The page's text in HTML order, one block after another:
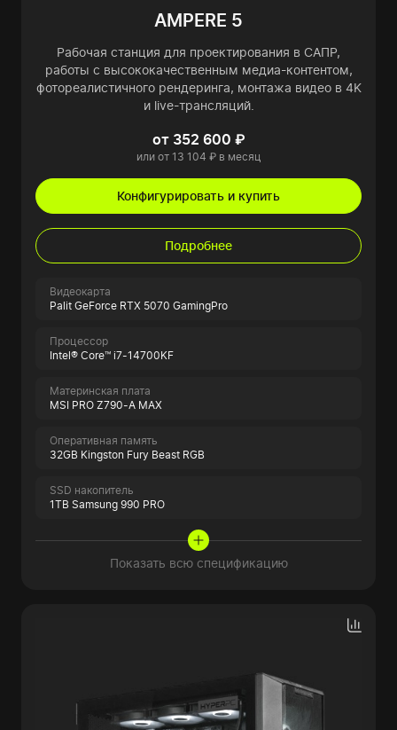
AMPERE 5
Рабочая станция для проектирования в САПР,
работы с высококачественным медиа-контентом,
фотореалистичного рендеринга, монтажа видео в 4K
и live-трансляций.
от 352 600 ₽
или от 13 104 ₽ в месяц
Конфигурировать и купить
Подробнее
Видеокарта
Palit GeForce RTX 5070 GamingPro
Процессор
Intel® Core™ i7-14700KF
Материнская плата
MSI PRO Z790-A MAX
Оперативная память
32GB Kingston Fury Beast RGB
SSD накопитель
1TB Samsung 990 PRO
Показать всю спецификацию